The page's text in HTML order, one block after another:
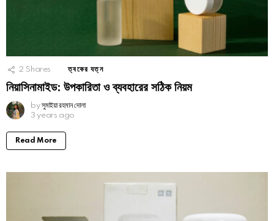
2 Shares ত্বকের যত্ন
নিয়াসিনামাইড: উপকারিতা ও ব্যবহারের সঠিক নিয়ম
by সুমাইয়া রহমান দোলা
3 years ago
Read More